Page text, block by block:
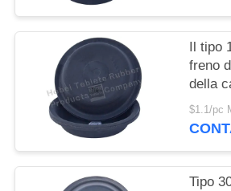
Il tipo
freno
della
coppa
$1.1/pc
Tipo